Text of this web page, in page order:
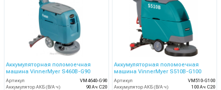
Аккумуляторная поломоечная
машина VinnerMyer S460B-G90
Артикул
VM4640-G90
Аккумулятор АКБ (В/А·ч)
90 Ач С20
Аккумуляторная поломоечная
машина VinnerMyer S510B-G100
Артикул
VM510-G100
Аккумулятор АКБ (В/А·ч)
100 Ач С20